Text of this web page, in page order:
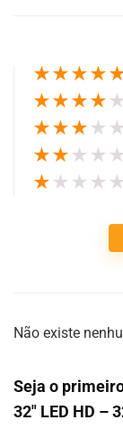
★★★★
★★★★ ★
★★★ ★ ★
★★ ★ ★ ★
★ ★ ★ ★ ★
Não existe
Seja o
32″ LED HD –